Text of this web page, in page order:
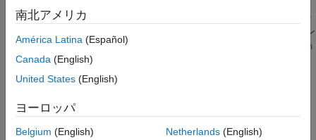
例
バージョン履歴
参考
getReportFileName(
システムの
結果オブジェクトに対するレポート ファイル名を取得します。シ
ステムの結果オブジェクトの詳細については、
ModelAdvisor.run
を参照してください。
例
南北アメリカ
América Latina (Español)
Canada (English)
United States (English)
ヨーロッパ
Belgium (English)
Netherlands(English)